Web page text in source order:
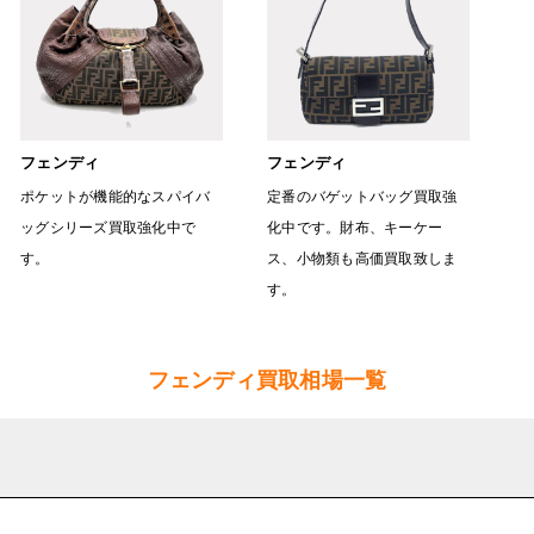
フェンディ
ポケットが機能的なスパイバ
ッグシリーズ買取強化中で
す。
フェンディ
定番のバゲットバッグ買取強
化中です。財布、キーケー
ス、小物類も高価買取致しま
す。
フェンディ買取相場一覧